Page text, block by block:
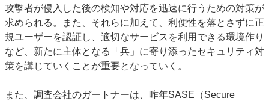
攻撃者が侵入した後の検知や対応を迅速に行うための対策が
求められる。また、それらに加えて、利便性を落とさずに正
規ユーザーを認証し、適切なサービスを利用できる環境作り
など、新たに主体となる「兵」に寄り添ったセキュリティ対
策を講じていくことが重要となっていく。
また、調査会社のガートナーは、昨年SASE （Secure